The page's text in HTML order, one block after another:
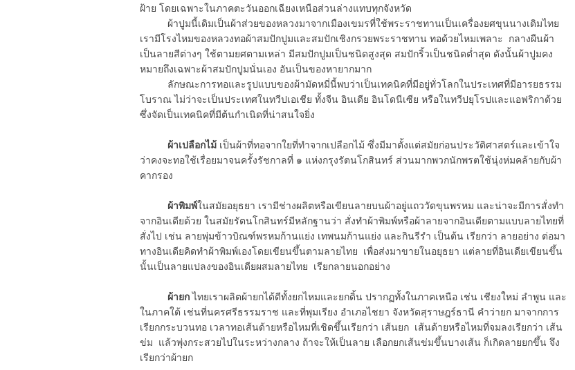
ฝ้าย โดยเฉพาะในภาคตะวันออกเฉียงเหนือส่วนล่างแทบทุกจังหวัด
ผ้าปูมนี้เดิมเป็นผ้าส่วยของหลวงมาจากเมืองเขมรที่ใช้พระราชทานเป็นเครื่องยศขุนนางเดิมไทย
เรามีโรงไหมของหลวงทอผ้าสมปักปูมและสมปักเชิงกรวยพระราชทาน ทอด้วยไหมเพลาะ กลางผืนผ้า
เป็นลายสีต่างๆ ใช้ตามยศตามเหล่า มีสมปักปูมเป็นชนิดสูงสุด สมปักริ้วเป็นชนิดต่ำสุด ดังนั้นผ้าปูมคง
หมายถึงเฉพาะผ้าสมปักปูมนั่นเอง อันเป็นของหายากมาก
ลักษณะการทอและรูปแบบของผ้ามัดหมี่นี้พบว่าเป็นเทคนิคที่มีอยู่ทั่วโลกในประเทศที่มีอารยธรรม
โบราณ ไม่ว่าจะเป็นประเทศในทวีปเอเชีย ทั้งจีน อินเดีย อินโดนีเซีย หรือในทวีปยุโรปและแอฟริกาด้วย
ซึ่งจัดเป็นเทคนิคที่มีต้นกำเนิดที่น่าสนใจยิ่ง
ผ้าเปลือกไม้ เป็นผ้าที่ทอจากใยที่ทำจากเปลือกไม้ ซึ่งมีมาตั้งแต่สมัยก่อนประวัติศาสตร์และเข้าใจ
ว่าคงจะทอใช้เรื่อยมาจนครั้งรัชกาลที่ ๑ แห่งกรุงรัตนโกสินทร์ ส่วนมากพวกนักพรตใช้นุ่งห่มคล้ายกับผ้า
คากรอง
ผ้าพิมพ์ในสมัยอยุธยา เรามีช่างผลิตหรือเขียนลายบนผ้าอยู่แถววัดขุนพรหม และน่าจะมีการสั่งทำ
จากอินเดียด้วย ในสมัยรัตนโกสินทร์มีหลักฐานว่า สั่งทำผ้าพิมพ์หรือผ้าลายจากอินเดียตามแบบลายไทยที่
สั่งไป เช่น ลายพุ่มข้าวบิณฑ์พรหมก้านแย่ง เทพนมก้านแย่ง และกินรีรำ เป็นต้น เรียกว่า ลายอย่าง ต่อมา
ทางอินเดียคิดทำผ้าพิมพ์เองโดยเขียนขึ้นตามลายไทย เพื่อส่งมาขายในอยุธยา แต่ลายที่อินเดียเขียนขึ้น
นั้นเป็นลายแปลงของอินเดียผสมลายไทย เรียกลายนอกอย่าง
ผ้ายกไทยเราผลิตผ้ายกได้ดีทั้งยกไหมและยกดิ้น ปรากฏทั้งในภาคเหนือ เช่น เชียงใหม่ ลำพูน และ
ในภาคใต้ เช่นที่นครศรีธรรมราช และที่พุมเรียง อำเภอไชยา จังหวัดสุราษฎร์ธานี คำว่ายก มาจากการ
เรียกกระบวนทอ เวลาทอเส้นด้ายหรือไหมที่เชิดขึ้นเรียกว่า เส้นยก เส้นด้ายหรือไหมที่จมลงเรียกว่า เส้น
ข่ม แล้วพุ่งกระสวยไปในระหว่างกลาง ถ้าจะให้เป็นลาย เลือกยกเส้นข่มขึ้นบางเส้น ก็เกิดลายยกขึ้น จึง
เรียกว่าผ้ายก